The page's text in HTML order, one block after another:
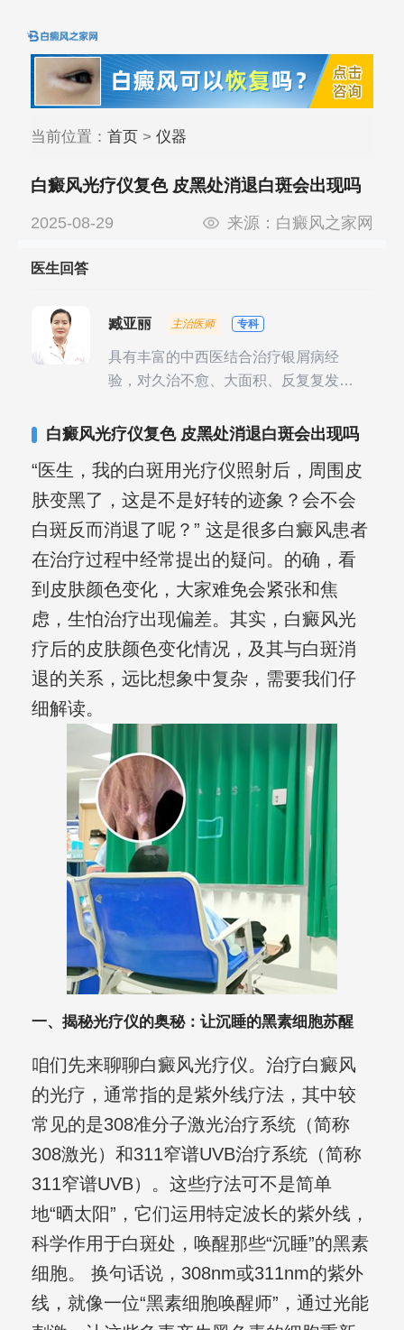
当前位置： 首页> 仪器
白癜风光疗仪复色 皮黑处消退白斑会出现吗
2025-08-29 来源： 白癜风之家网
医生回答
臧亚丽 主治医师 专科
具有丰富的中西医结合治疗银屑病经
验，对久治不愈、大面积、反复复发性
白癜风光疗仪复色 皮黑处消退白斑会出现吗
“医生，我的白斑用光疗仪照射后，周围皮
肤变黑了，这是不是好转的迹象？会不会
白斑反而消退了呢？” 这是很多白癜风患者
在治疗过程中经常提出的疑问。的确，看
到皮肤颜色变化，大家难免会紧张和焦
虑，生怕治疗出现偏差。其实，白癜风光
疗后的皮肤颜色变化情况，及其与白斑消
退的关系，远比想象中复杂，需要我们仔
细解读。
一、揭秘光疗仪的奥秘：让沉睡的黑素细胞苏醒
咱们先来聊聊白癜风光疗仪。治疗白癜风
的光疗，通常指的是紫外线疗法，其中较
常见的是308准分子激光治疗系统（简称
308激光）和311窄谱UVB治疗系统（简称
311窄谱UVB）。这些疗法可不是简单
地“晒太阳”，它们运用特定波长的紫外线，
科学作用于白斑处，唤醒那些“沉睡”的黑素
细胞。 换句话说，308nm或311nm的紫外
线，就像一位“黑素细胞唤醒师”，通过光能